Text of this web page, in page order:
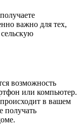
важно для тех,
возможность
или компьютер.
в вашем
получать